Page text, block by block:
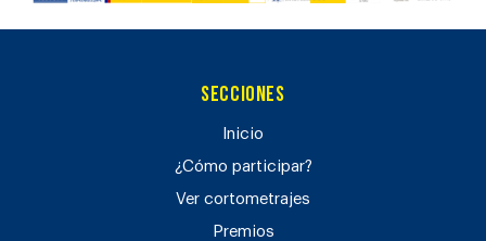
Secciones
Inicio
¿Cómo participar?
Ver cortometrajes
Premios